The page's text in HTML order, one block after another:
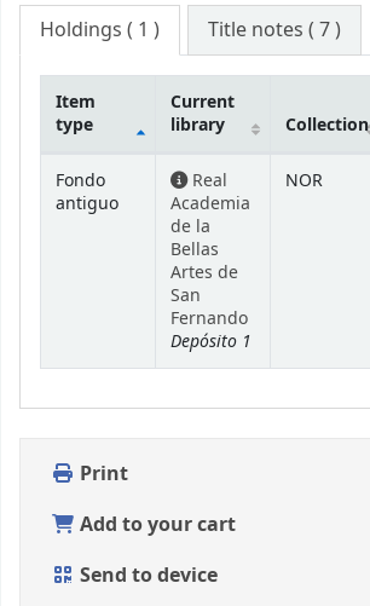
Holdings ( 1 ) Title notes ( 7 )
Holdings
Item
type
Current
library
Collection
Fondo
antiguo
Real
Academia
de la
Bellas
Artes de
San
Fernando
Depósito 1
NOR
Print
Add to your cart
Send to device